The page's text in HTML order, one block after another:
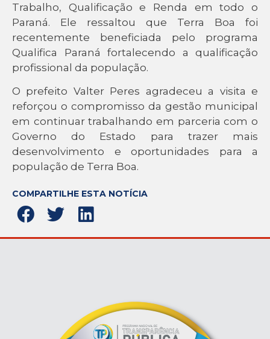
Trabalho, Qualificação e Renda em todo o
Paraná. Ele ressaltou que Terra Boa foi
recentemente beneficiada pelo programa
Qualifica Paraná fortalecendo a qualificação
profissional da população.
O prefeito Valter Peres agradeceu a visita e
reforçou o compromisso da gestão municipal
em continuar trabalhando em parceria com o
Governo do Estado para trazer mais
desenvolvimento e oportunidades para a
população de Terra Boa.
COMPARTILHE ESTA NOTÍCIA